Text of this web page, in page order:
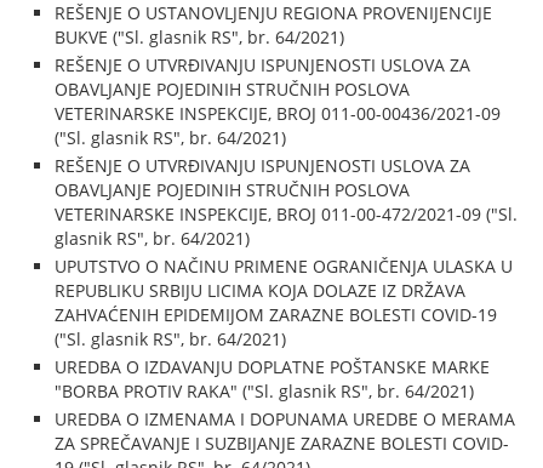
REŠENJE O USTANOVLJENJU REGIONA PROVENIJENCIJE
BUKVE ("Sl. glasnik RS", br. 64/2021)
REŠENJE O UTVRĐIVANJU ISPUNJENOSTI USLOVA ZA
OBAVLJANJE POJEDINIH STRUČNIH POSLOVA
VETERINARSKE INSPEKCIJE, BROJ 011-00-00436/2021-09
("Sl. glasnik RS", br. 64/2021)
REŠENJE O UTVRĐIVANJU ISPUNJENOSTI USLOVA ZA
OBAVLJANJE POJEDINIH STRUČNIH POSLOVA
VETERINARSKE INSPEKCIJE, BROJ 011-00-472/2021-09 ("Sl.
glasnik RS", br. 64/2021)
UPUTSTVO O NAČINU PRIMENE OGRANIČENJA ULASKA U
REPUBLIKU SRBIJU LICIMA KOJA DOLAZE IZ DRŽAVA
ZAHVAĆENIH EPIDEMIJOM ZARAZNE BOLESTI COVID-19
("Sl. glasnik RS", br. 64/2021)
UREDBA O IZDAVANJU DOPLATNE POŠTANSKE MARKE
"BORBA PROTIV RAKA" ("Sl. glasnik RS", br. 64/2021)
UREDBA O IZMENAMA I DOPUNAMA UREDBE O MERAMA
ZA SPREČAVANJE I SUZBIJANJE ZARAZNE BOLESTI COVID-